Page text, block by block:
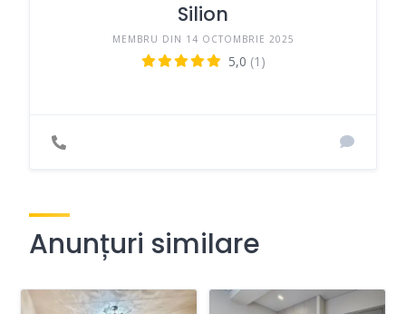
Silion
MEMBRU DIN 14 OCTOMBRIE 2025
5,0 (1)
Anunțuri similare